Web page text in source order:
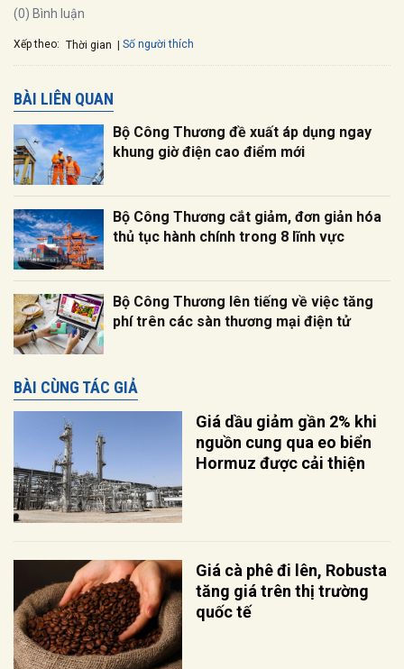
(0) Bình luận
Xếp theo: Thời gian Số người thích
BÀI LIÊN QUAN
Bộ Công Thương đề xuất áp dụng ngay
khung giờ điện cao điểm mới
Bộ Công Thương cắt giảm, đơn giản hóa
thủ tục hành chính trong 8 lĩnh vực
Bộ Công Thương lên tiếng về việc tăng
phí trên các sàn thương mại điện tử
BÀI CÙNG TÁC GIẢ
Giá dầu giảm gần 2% khi
nguồn cung qua eo biển
Hormuz được cải thiện
Giá cà phê đi lên, Robusta
tăng giá trên thị trường
quốc tế